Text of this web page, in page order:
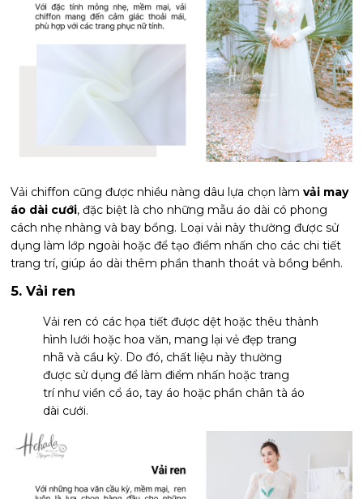
Vải chiffon cũng được nhiều nàng dâu lựa chọn làmvải may
áo dài cưới, đặc biệt là cho những mẫu áo dài có phong
cách nhẹ nhàng và bay bổng. Loại vải này thường được sử
dụng làm lớp ngoài hoặc để tạo điểm nhấn cho các chi tiết
trang trí, giúp áo dài thêm phần thanh thoát và bồng bềnh.
5. Vải ren
Vải ren có các họa tiết được dệt hoặc thêu thành
hình lưới hoặc hoa văn, mang lại vẻ đẹp trang
nhã và cầu kỳ. Do đó, chất liệu này thường
được sử dụng để làm điểm nhấn hoặc trang
trí như viền cổ áo, tay áo hoặc phần chân tà áo
dài cưới.